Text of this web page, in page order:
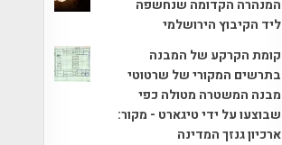
המנהרה הקדומה שנחשפה
ליד הקיבוץ הירושלמי
קומת הקרקע של המבנה
בתרשים המקורי של שרטוטי
מבנה המשטרה מטולה כפי
שבוצעו על ידי טיגארט - מקור:
ארכיון גנזך המדינה